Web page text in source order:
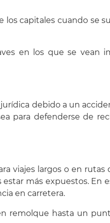
capitales cuando se
en los que se vean
debido a un
para defenderse de
viajes largos o en rutas
más expuestos. En
en carretera.
remolque hasta un